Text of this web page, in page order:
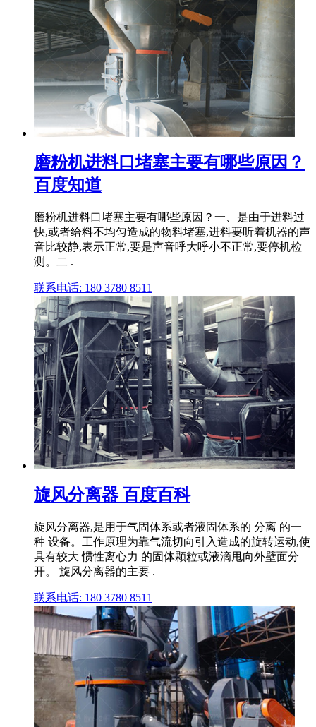
磨粉机进料口堵塞主要有哪些原因？
百度知道
磨粉机进料口堵塞主要有哪些原因？一、是由于进料过
快,或者给料不均匀造成的物料堵塞,进料要听着机器的声
音比较静,表示正常,要是声音呼大呼小不正常,要停机检
测。二 .
联系电话: 180 3780 8511
旋风分离器 百度百科
旋风分离器,是用于气固体系或者液固体系的 分离 的一
种 设备。工作原理为靠气流切向引入造成的旋转运动,使
具有较大 惯性离心力 的固体颗粒或液滴甩向外壁面分
开。 旋风分离器的主要 .
联系电话: 180 3780 8511